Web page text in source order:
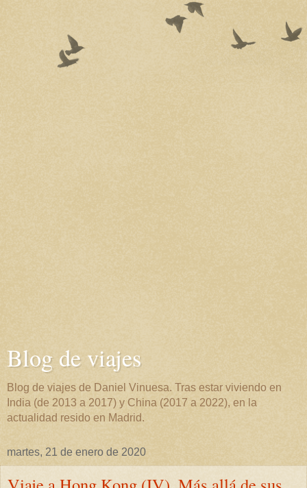
Blog de viajes
Blog de viajes de Daniel Vinuesa. Tras estar viviendo en
India (de 2013 a 2017) y China (2017 a 2022), en la
actualidad resido en Madrid.
martes, 21 de enero de 2020